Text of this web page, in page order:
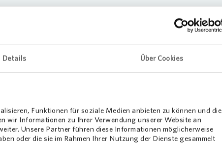
Details Über Cookies
Funktionen für soziale Medien anbieten zu können und die
wir Informationen zu Ihrer Verwendung unserer Website an
Unsere Partner führen diese Informationen möglicherweise
oder die sie im Rahmen Ihrer Nutzung der Dienste gesammelt
geringeren Energieverbrauch gehört eine
für die Mieterinnen und Mieter. Im
und Treppenhaus werden